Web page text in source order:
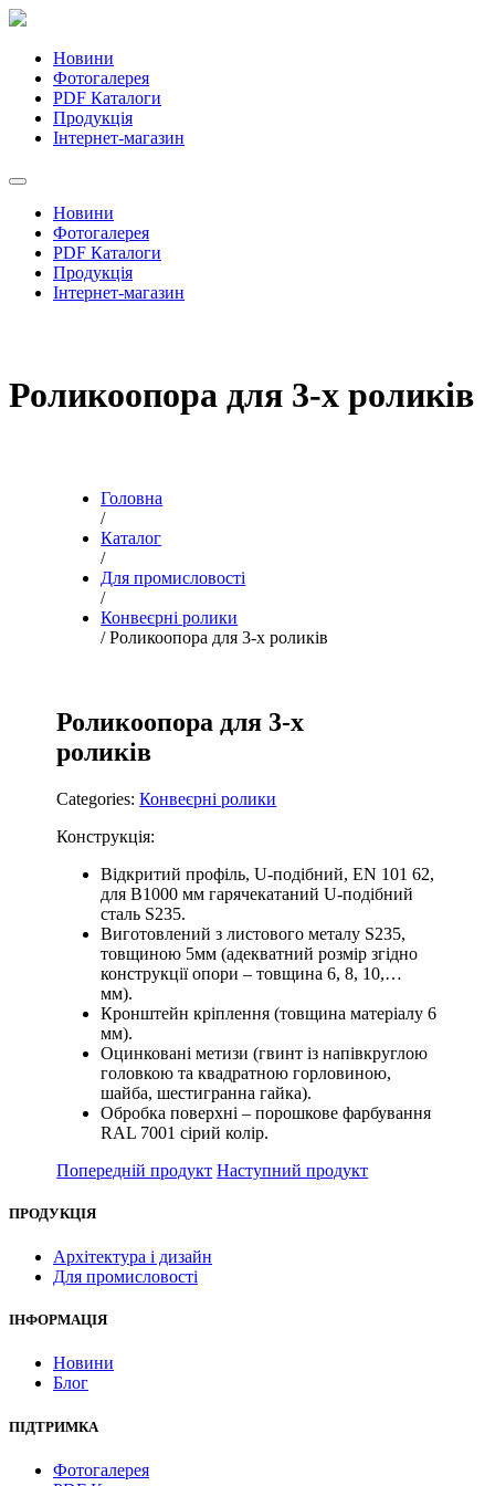
Новини
Фотогалерея
PDF Каталоги
Продукція
Інтернет-магазин
Новини
Фотогалерея
PDF Каталоги
Продукція
Інтернет-магазин
Роликоопора для 3-х роликів
Головна
/
Каталог
/
Для промисловості
/
Конвеєрні ролики
/ Роликоопора для 3-х роликів
Роликоопора для 3-х
роликів
Categories:Конвеєрні ролики
Конструкція:
Відкритий профіль, U-подібний, EN 101 62,
для B1000 мм гарячекатаний U-подібний
сталь S235.
Виготовлений з листового металу S235,
товщиною 5мм (адекватний розмір згідно
конструкції опори – товщина 6, 8, 10,…
мм).
Кронштейн кріплення (товщина матеріалу 6
мм).
Оцинковані метизи (гвинт із напівкруглою
головкою та квадратною горловиною,
шайба, шестигранна гайка).
Обробка поверхні – порошкове фарбування
RAL 7001 сірий колір.
Попередній продукт Наступний продукт
ПРОДУКЦІЯ
Архітектура і дизайн
Для промисловості
ІНФОРМАЦІЯ
Новини
Блог
ПІДТРИМКА
Фотогалерея